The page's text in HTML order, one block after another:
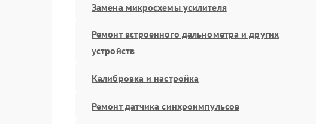
Замена микросхемы усилителя
Ремонт встроенного дальнометра и других
устройств
Калибровка и настройка
Ремонт датчика синхроимпульсов